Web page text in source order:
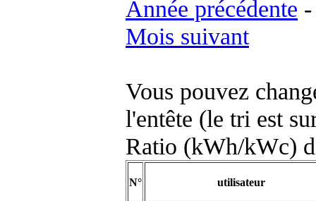
Année précédente -
Mois suivant
Vous pouvez
l'entête (le tri est
Ratio (kWh/kWc)
N° utilisateur